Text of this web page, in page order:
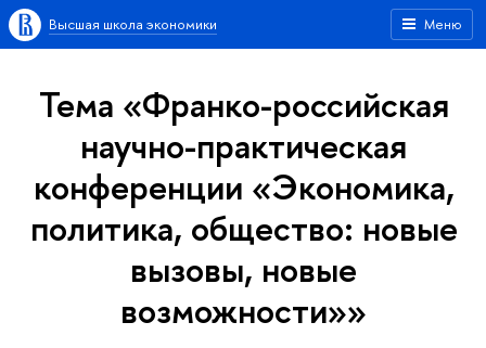
Меню
Высшая школа экономики
Тема «Франко-российская
научно-практическая
конференции «Экономика,
политика, общество: новые
вызовы, новые
возможности»»